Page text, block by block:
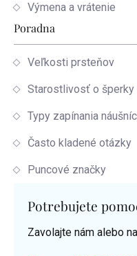
Výmena a vrátenie
Poradna
Veľkosti prsteňov
Starostlivosť o šperky
Typy zapínania náušníc
Často kladené otázky
Puncové značky
Potrebujete
Zavolajte nám alebo